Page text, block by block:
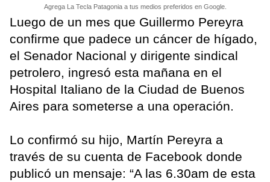
Agrega La Tecla Patagonia a tus medios preferidos en Google.
Luego de un mes que Guillermo Pereyra
confirme que padece un cáncer de hígado,
el Senador Nacional y dirigente sindical
petrolero, ingresó esta mañana en el
Hospital Italiano de la Ciudad de Buenos
Aires para someterse a una operación.
Lo confirmó su hijo, Martín Pereyra a
través de su cuenta de Facebook donde
publicó un mensaje: “A las 6.30am de esta